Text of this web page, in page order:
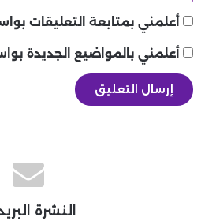
أعلمني بمتابعة التعليقات
أعلمني بالمواضيع الجديدة
النشرة